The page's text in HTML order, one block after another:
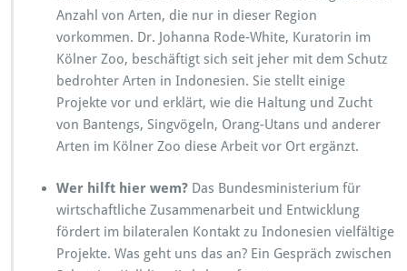
Anzahl von Arten, die nur in dieser Region
vorkommen. Dr. Johanna Rode-White, Kuratorin im
Kölner Zoo, beschäftigt sich seit jeher mit dem Schutz
bedrohter Arten in Indonesien. Sie stellt einige
Projekte vor und erklärt, wie die Haltung und Zucht
von Bantengs, Singvögeln, Orang-Utans und anderer
Arten im Kölner Zoo diese Arbeit vor Ort ergänzt.
Wer hilft hier wem? Das Bundesministerium für
wirtschaftliche Zusammenarbeit und Entwicklung
fördert im bilateralen Kontakt zu Indonesien vielfältige
Projekte. Was geht uns das an? Ein Gespräch zwischen